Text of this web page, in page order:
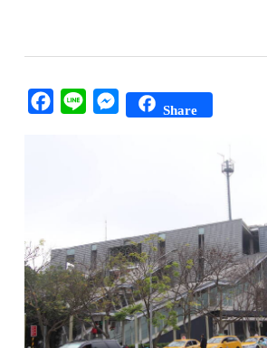
Facebook
Line Messenger
Share